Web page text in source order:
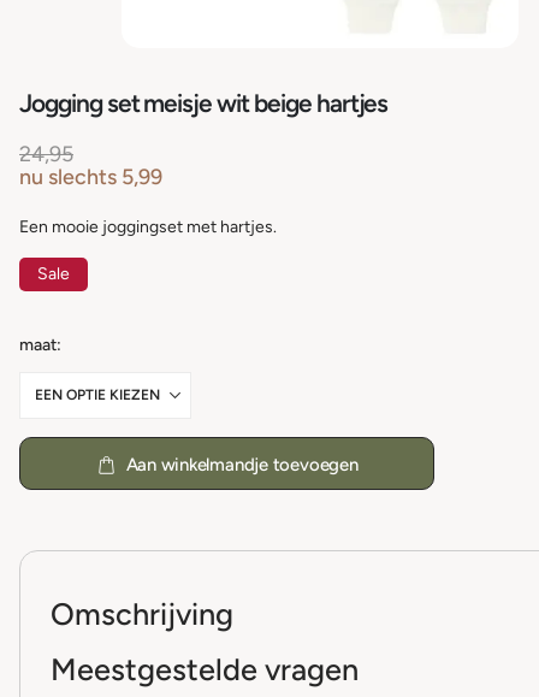
Jogging set meisje wit beige hartjes
24,95
nu slechts 5,99
Een mooie joggingset met hartjes.
Sale
maat
Aan winkelmandje toevoegen
Omschrijving
Meestgestelde vragen